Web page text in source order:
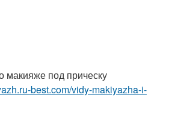
макияже под прическу
best.com/vidy-makiyazha-i-